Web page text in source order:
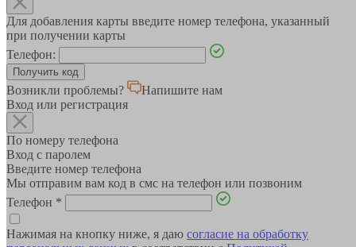
Для добавления карты введите номер телефона, указанный
при получении карты
Телефон:
Возникли проблемы?
Напишите нам
Вход или регистрация
По номеру телефона
Вход с паролем
Введите номер телефона
Мы отправим вам код в смс на телефон или позвоним
Телефон *
Нажимая на кнопку ниже, я даю согласие на обработку